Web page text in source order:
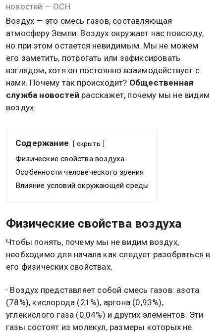
новостей — ОСН
Воздух — это смесь газов, составляющая
атмосферу Земли. Воздух окружает нас повсюду,
но при этом остается невидимым. Мы не можем
его заметить, потрогать или зафиксировать
взглядом, хотя он постоянно взаимодействует с
нами. Почему так происходит? Общественная
служба новостей расскажет, почему мы не видим
воздух.
Содержание скрыть
Физические свойства воздуха
Особенности человеческого зрения
Влияние условий окружающей среды
Физические свойства воздуха
Чтобы понять, почему мы не видим воздух,
необходимо для начала как следует разобраться в
его физических свойствах.
· Воздух представляет собой смесь газов: азота
(78%), кислорода (21%), аргона (0,93%),
углекислого газа (0,04%) и других элементов. Эти
газы состоят из молекул, размеры которых не